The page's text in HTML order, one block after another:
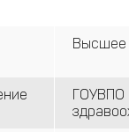
Высшее
ГОУВПО